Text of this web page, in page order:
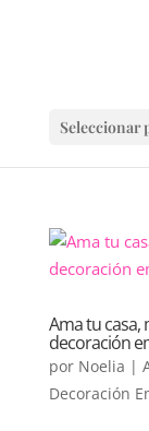
Seleccionar
Ama tu casa,
decoración
por Noelia |
Decoración